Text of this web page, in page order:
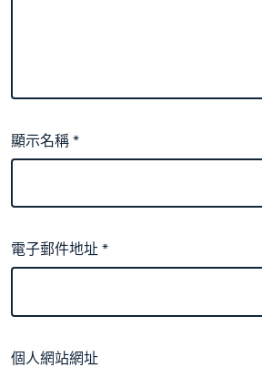
顯示名稱*
電子郵件地址*
個人網站網址